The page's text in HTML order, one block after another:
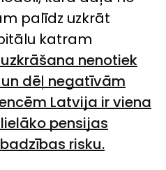
palīdz uzkrāt
katram
nenotiek
dēļ negatīvām
Latvija ir viena
pensijas
risku.